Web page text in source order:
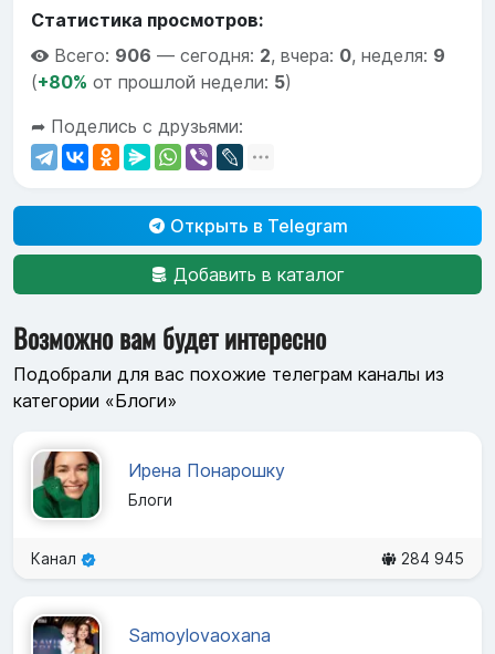
Статистика просмотров:
Всего: 906 — сегодня: 2, вчера: 0, неделя: 9
(+80% от прошлой недели: 5)
➦ Поделись с друзьями:
Открыть в Telegram
Добавить в каталог
Возможно вам будет интересно
Подобрали для вас похожие телеграм каналы из
категории «Блоги»
Ирена Понарошку
Блоги
Канал 284 945
Samoylovaoxana